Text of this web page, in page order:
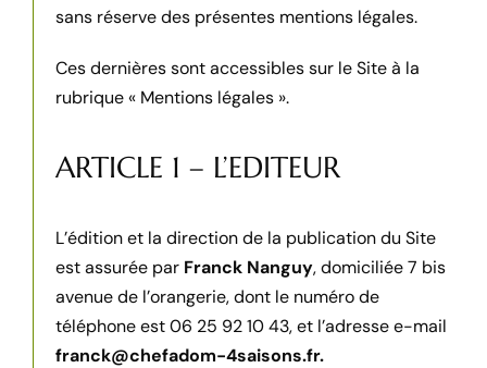
sans réservedes présentes mentions légales.
Ces dernières sont accessibles sur le Site à la
rubrique « Mentions légales ».
ARTICLE 1 – L’EDITEUR
L’édition et la direction de la publication du Site
est assurée par Franck Nanguy, domiciliée 7 bis
avenue de l’orangerie, dont le numéro de
téléphone est 06 25 92 10 43, et l’adresse e-mail
franck@chefadom-4saisons.fr.